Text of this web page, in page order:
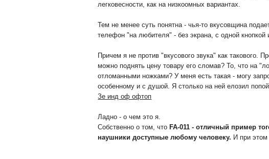
легковесности, как на низкоомных вариантах.
Тем не менее суть понятна - чья-то вкусовщина
телефон "на любителя" - без экрана, с одной
Причем я не против "вкусового звука" как
можно поднять цену товару его сломав? То, что на
отломанными ножками? У меня есть такая - могу
особенному и с душой. Я столько на ней елозил
Зе инд оф офтоп
Ладно - о чем это я.
Собственно о том, что FA-011 - отличный пример
наушники доступные любому человеку. И при